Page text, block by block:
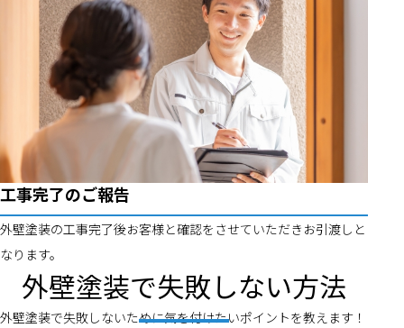
工事完了のご報告
外壁塗装の工事完了後お客様と確認をさせていただきお引渡しと
なります。
外壁塗装で失敗しない方法
外壁塗装で失敗しないために気を付けたいポイントを教えます！